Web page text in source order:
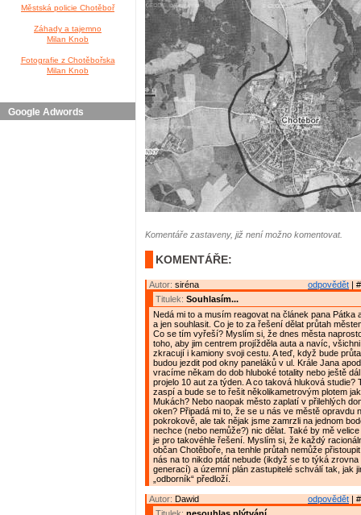
Městská policie Chotěboř
Záhady a tajemno
Milan Knob
Fotografie z Chotěbořska
Milan Knob
Google Adwords
Komentáře zastaveny, již není možno komentovat.
KOMENTÁŘE:
odpovědět |
Autor: siréna
Titulek: Souhlasím...
Nedá mi to a musím reagovat na článek pana Pátka
a jen souhlasit. Co je to za řešení dělat průtah
Co se tím vyřeší? Myslím si, že dnes města
toho, aby jim centrem projížděla auta a navíc,
zkracují i kamiony svoji cestu. A teď, když bude
budou jezdit pod okny paneláků v ul. Krále Jana
vracíme někam do dob hluboké totality nebo ještě
projelo 10 aut za týden. A co taková hluková studie?
zaspí a bude se to řešit několikametrovým plotem
Mukách? Nebo naopak město zaplatí v přilehlých
oken? Připadá mi to, že se u nás ve městě opravdu
pokrokově, ale tak nějak jsme zamrzli na jednom
nechce (nebo nemůže?) nic dělat. Také by mě
je pro takovéhle řešení. Myslím si, že každý
občan Chotěboře, na tenhle průtah nemůže
nás na to nikdo ptát nebude (ikdyž se to týká
generací) a územní plán zastupitelé schválí tak, jak
„odborník“ předloží.
odpovědět |
Autor: Dawid